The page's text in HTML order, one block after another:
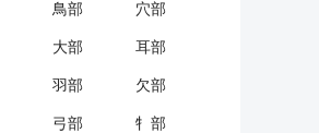
鳥部 穴部
大部 耳部
羽部 欠部
弓部 牜部